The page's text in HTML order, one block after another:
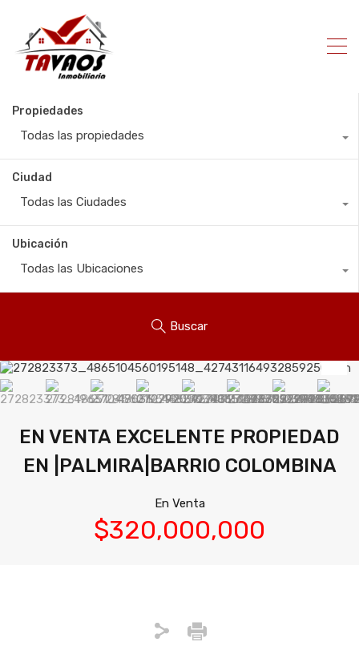
Propiedades
Todas las propiedades
Ciudad
Todas las Ciudades
Ubicación
Todas las Ubicaciones
Buscar
EN VENTA EXCELENTE PROPIEDAD
EN |PALMIRA|BARRIO COLOMBINA
En Venta
$320,000,000